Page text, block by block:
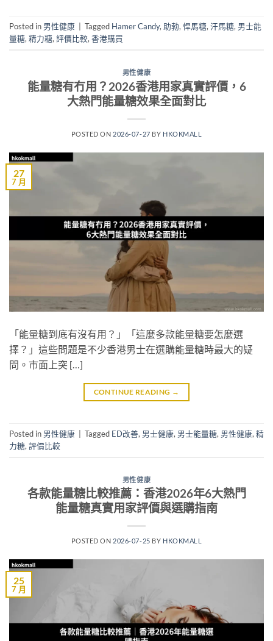
Posted in 男性健康 Tagged Hamer Candy,助勃,悍馬糖,汗馬糖, 男士能
量糖,精力糖,評價比較,香港購買
男性健康
能量糖有冇用？2026香港用家真實評價，6
大熱門能量糖效果全面對比
POSTED ON 2026-07-27 BY HKOKMALL
27
7 月
「能量糖到底有沒有用？」「這麼多款能量糖要怎麼選
擇？」這些問題是不少香港男士在選購能量糖時最大的疑
問。市面上突 […]
CONTINUE READING →
Posted in 男性健康 Tagged ED改善, 男士健康, 男士能量糖, 男性健康, 精
力糖, 評價比較
男性健康
各款能量糖比較推薦：香港2026年6大熱門
能量糖真實用家評價與選購指南
POSTED ON 2026-07-25 BY HKOKMALL
25
7 月